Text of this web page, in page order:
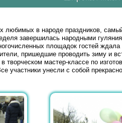
любимых в народе праздников,
завершилась народными
площадок гостей
пришедшие проводить зиму и
творческом мастер-классе по
участники унесли с собой